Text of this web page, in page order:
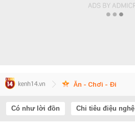
Ăn - Chơi - Đi
Có như lời đồn Chi tiêu điệu nghệ